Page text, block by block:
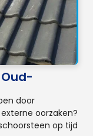
door
oorzaken?
op tijd